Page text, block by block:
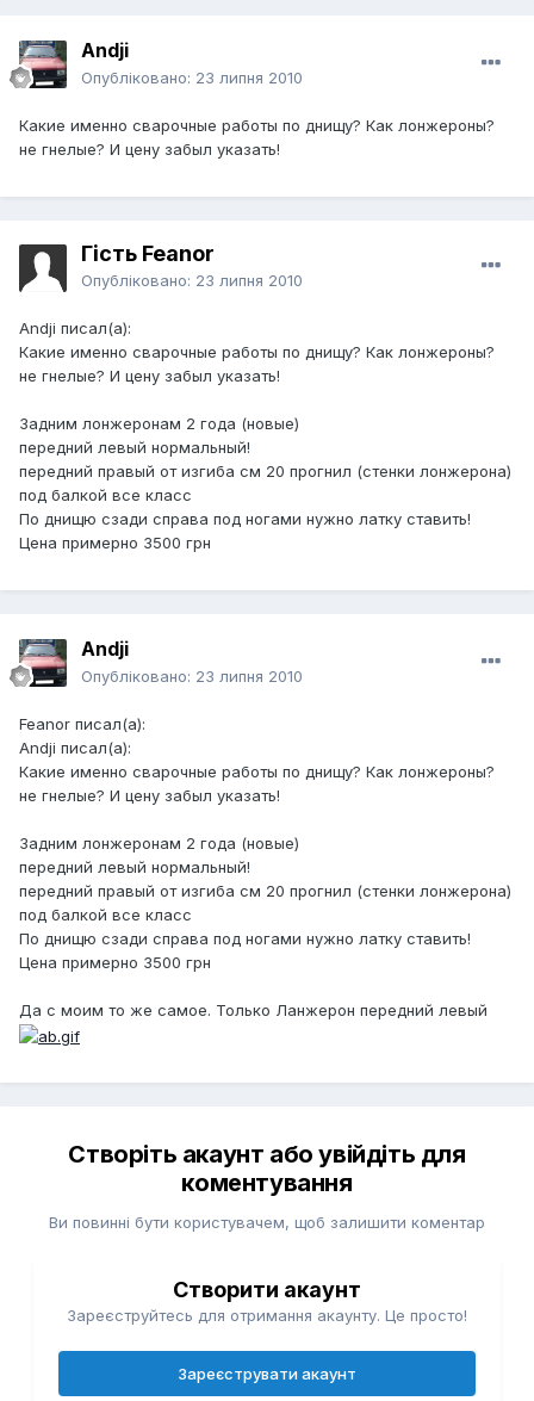
Andji
Опубліковано: 23 липня 2010
Какие именно сварочные работы по днищу? Как лонжероны?
не гнелые? И цену забыл указать!
Гість Feanor
Опубліковано: 23 липня 2010
Andji писал(а):
Какие именно сварочные работы по днищу? Как лонжероны?
не гнелые? И цену забыл указать!
Задним лонжеронам 2 года (новые)
передний левый нормальный!
передний правый от изгиба см 20 прогнил (стенки лонжерона)
под балкой все класс
По днищю сзади справа под ногами нужно латку ставить!
Цена примерно 3500 грн
Andji
Опубліковано: 23 липня 2010
Feanor писал(а):
Andji писал(а):
Какие именно сварочные работы по днищу? Как лонжероны?
не гнелые? И цену забыл указать!
Задним лонжеронам 2 года (новые)
передний левый нормальный!
передний правый от изгиба см 20 прогнил (стенки лонжерона)
под балкой все класс
По днищю сзади справа под ногами нужно латку ставить!
Цена примерно 3500 грн
Да с моим то же самое. Только Ланжерон передний левый
Створіть акаунт або увійдіть для
коментування
Ви повинні бути користувачем, щоб залишити коментар
Створити акаунт
Зареєструйтесь для отримання акаунту. Це просто!
Зареєструвати акаунт